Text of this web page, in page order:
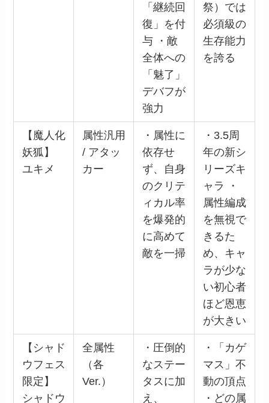
「継続回
復」を付
与 ・敵
全体への
「魅了」
デバフが
強力
祭）では
必須級の
生存能力
を誇る
【魔人化
妖狐】
ユキメ
属性汎用
/ アタッ
カー
・属性に
依存せ
ず、自身
のクリテ
ィカル率
を爆発的
に高めて
敵を一掃
・3.5周
年の新シ
リーズキ
ャラ ・
属性編成
を無視で
きるた
め、キャ
ラが少な
い初心者
ほど恩恵
が大きい
【シャド
ウフェス
限定】
シャドウ
全属性
（各
Ver.）
・圧倒的
なステー
タスに加
え、
・「カゲ
マス」不
動の頂点
・どの属